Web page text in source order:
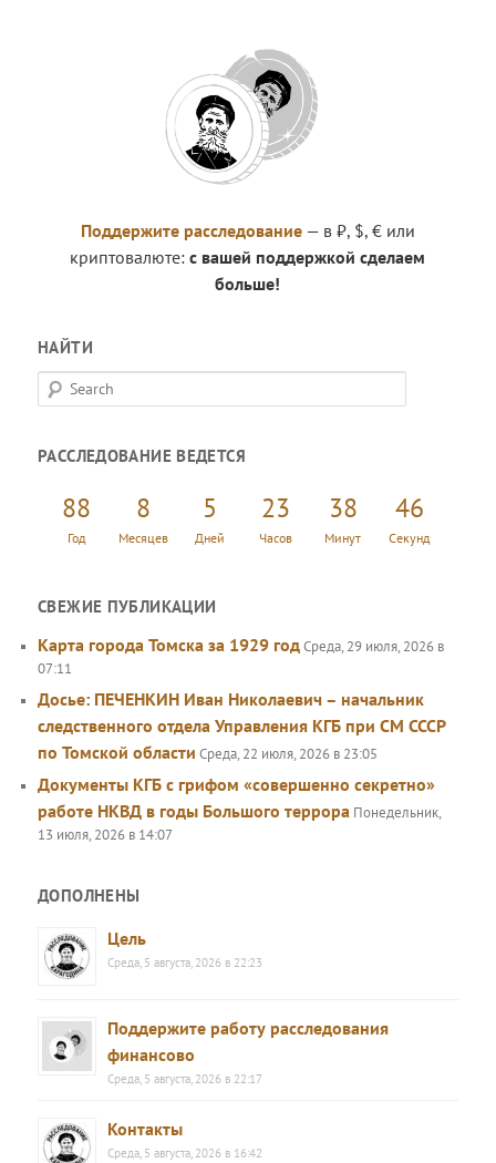
Поддержите расследование — в ₽, $, € или
криптовалюте:с вашей поддержкой сделаем
больше!
НАЙТИ
e
r
РАССЛЕДОВАНИЕ ВЕДЕТСЯ
88
Год
8
Месяцев
5
Дней
23
Часов
38
Минут
46
Секунд
СВЕЖИЕ ПУБЛИКАЦИИ
Карта города Томска за 1929 годСреда, 29 июля, 2026 в
07:11
Досье: ПЕЧЕНКИН Иван Николаевич – начальник
следственного отдела Управления КГБ при СМ СССР
по Томской области Среда, 22 июля, 2026 в 23:05
Документы КГБ с грифом «совершенно секретно»
работе НКВД в годы Большого террора Понедельник,
13 июля, 2026 в 14:07
ДОПОЛНЕНЫ
Цель
Среда, 5 августа, 2026 в 22:23
Поддержите работу расследования
финансово
Среда, 5 августа, 2026 в 22:17
Контакты
Среда, 5 августа, 2026 в 16:42